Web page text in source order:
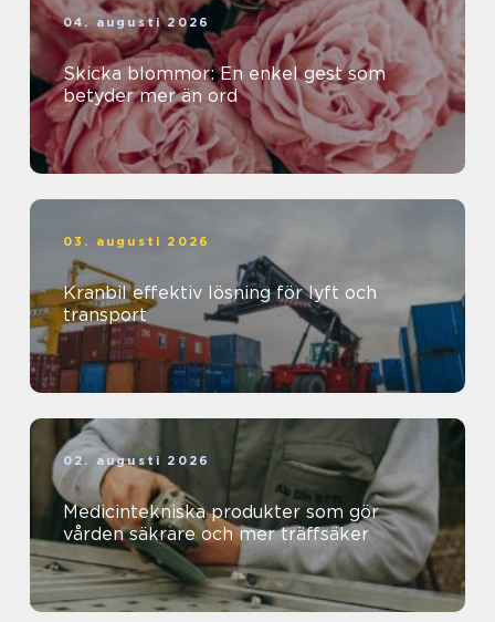
04. augusti 2026
Skicka blommor: En enkel gest som
betyder mer än ord
03. augusti 2026
Kranbil effektiv lösning för lyft och
transport
02. augusti 2026
Medicintekniska produkter som gör
vården säkrare och mer träffsäker